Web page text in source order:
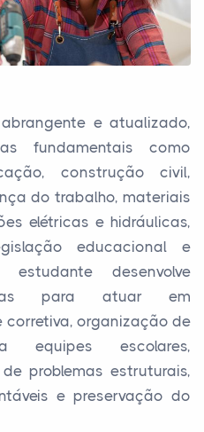
e atualizado,
fundamentais como
construção civil,
do trabalho, materiais
elétricas e hidráulicas,
educacional e
desenvolve
para atuar em
corretiva, organização de
equipes escolares,
problemas estruturais,
e preservação do